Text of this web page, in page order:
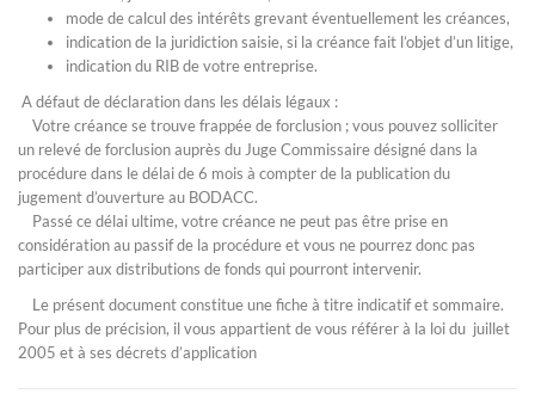
mode de calcul des intérêts grevant éventuellement les créances,
indication de la juridiction saisie, si la créance fait l’objet d’un litige,
indication du RIB de votre entreprise.
A défaut de déclaration dans les délais légaux :
Votre créance se trouve frappée de forclusion ; vous pouvez solliciter
un relevé de forclusion auprès du Juge Commissaire désigné dans la
procédure dans le délai de 6 mois à compter de la publication du
jugement d’ouverture au BODACC.
Passé ce délai ultime, votre créance ne peut pas être prise en
considération au passif de la procédure et vous ne pourrez donc pas
participer aux distributions de fonds qui pourront intervenir.
Le présent document constitue une fiche à titre indicatif et sommaire.
Pour plus de précision, il vous appartient de vous référer à la loi du juillet
2005 et à ses décrets d’application